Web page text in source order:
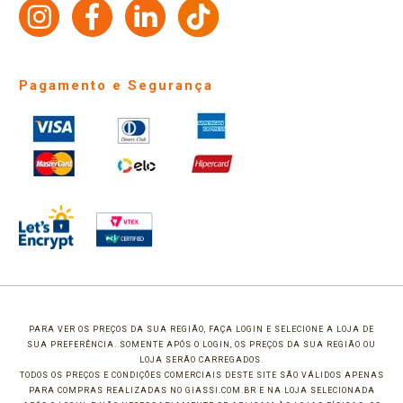
Identidade Visual
Pagamento e Segurança
PARA VER OS PREÇOS DA SUA REGIÃO, FAÇA LOGIN E SELECIONE A LOJA DE
SUA PREFERÊNCIA. SOMENTE APÓS O LOGIN, OS PREÇOS DA SUA REGIÃO OU
LOJA SERÃO CARREGADOS.
TODOS OS PREÇOS E CONDIÇÕES COMERCIAIS DESTE SITE SÃO VÁLIDOS APENAS
PARA COMPRAS REALIZADAS NO GIASSI.COM.BR E NA LOJA SELECIONADA